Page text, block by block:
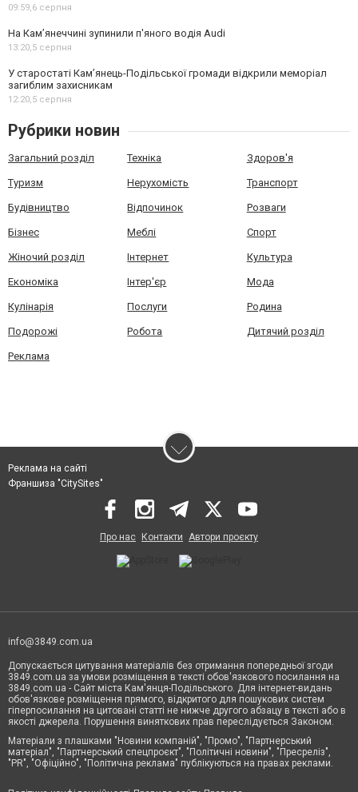
09:59,6 серпня
На Камʼянеччині зупинили п'яного водія Audi
13:20,5 серпня
У старостаті Кам’янець-Подільської громади відкрили меморіал
загиблим захисникам
12:20,5 серпня
Рубрики новин
Загальний розділ Техніка Здоров'я
Туризм Нерухомість Транспорт
Будівництво Відпочинок Розваги
Бізнес Меблі Спорт
Жіночий розділ Інтернет Культура
Економіка Інтер'єр Мода
Кулінарія Послуги Родина
Подорожі Робота Дитячий розділ
Реклама
Реклама на сайті
Франшиза "CitySites"
Про нас Контакти Автори проєкту
info@3849.com.ua
Допускається цитування матеріалів без отримання попередньої згоди
3849.com.ua за умови розміщення в тексті обов'язкового посилання на
3849.com.ua - Сайт міста Кам'янця-Подільського. Для інтернет-видань
обов'язкове розміщення прямого, відкритого для пошукових систем
гіперпосилання на цитовані статті не нижче другого абзацу в тексті або в
якості джерела. Порушення виняткових прав переслідується Законом.
Матеріали з плашками "Новини компаній", "Промо", "Партнерський
матеріал", "Партнерський спецпроєкт", "Політичні новини", "Пресреліз",
"PR", "Офіційно", "Політична реклама" публікуються на правах реклами.